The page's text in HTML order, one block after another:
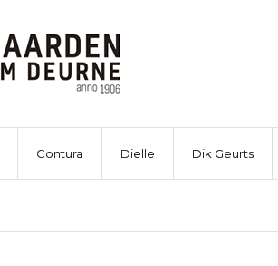
Contura Dielle Dik Geurts